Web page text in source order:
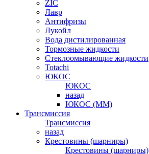
ZIC
Лавр
Антифризы
Лукойл
Вода дистилированная
Тормозные жидкости
Стеклоомывающие жидкости
Totachi
ЮКОС
ЮКОС
назад
ЮКОС (ММ)
Трансмиссия
Трансмиссия
назад
Крестовины (шарниры)
Крестовины (шарниры)